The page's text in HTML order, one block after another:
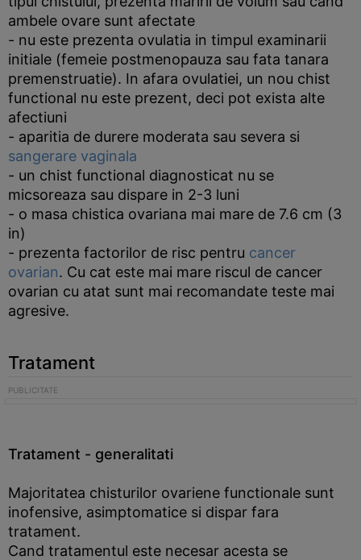
ambele ovare sunt afectate
- nu este prezenta ovulatia in timpul examinarii
initiale (femeie postmenopauza sau fata tanara
premenstruatie). In afara ovulatiei, un nou chist
functional nu este prezent, deci pot exista alte
afectiuni
- aparitia de durere moderata sau severa si
sangerare vaginala
- un chist functional diagnosticat nu se
micsoreaza sau dispare in 2-3 luni
- o masa chistica ovariana mai mare de 7.6 cm (3
in)
- prezenta factorilor de risc pentru cancer
ovarian. Cu cat este mai mare riscul de cancer
ovarian cu atat sunt mai recomandate teste mai
agresive.
Tratament
Tratament - generalitati
Majoritatea chisturilor ovariene functionale sunt
inofensive, asimptomatice si dispar fara
tratament.
Cand tratamentul este necesar acesta se